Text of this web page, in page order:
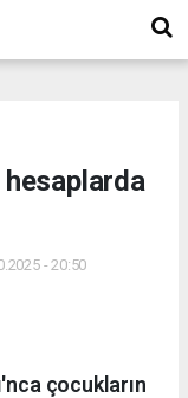
hesaplarda
- 20:50
çocukların